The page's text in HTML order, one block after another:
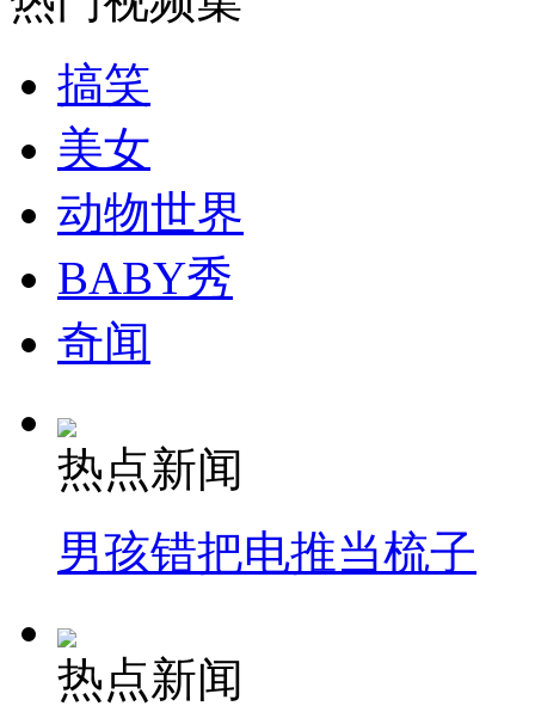
搞笑
美女
动物世界
BABY秀
奇闻
热点新闻
男孩错把电推当梳子
热点新闻